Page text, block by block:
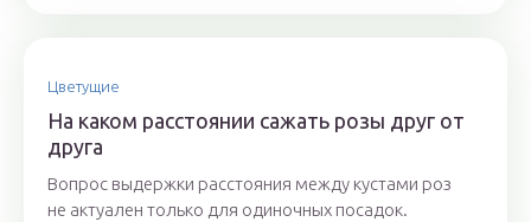
Цветущие
На каком расстоянии сажать розы друг от
друга
Вопрос выдержки расстояния между кустами роз
не актуален только для одиночных посадок.